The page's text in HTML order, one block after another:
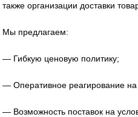
также организации доставки
Мы предлагаем:
— Гибкую ценовую политику;
— Оперативное реагирование
— Возможность поставок на